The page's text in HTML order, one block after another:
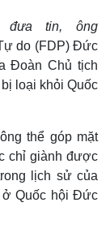
đưa tin, ông
do (FDP) Đức
Đoàn Chủ tịch
loại khỏi Quốc
thể góp mặt
chỉ giành được
lịch sử của
ở Quốc hội Đức